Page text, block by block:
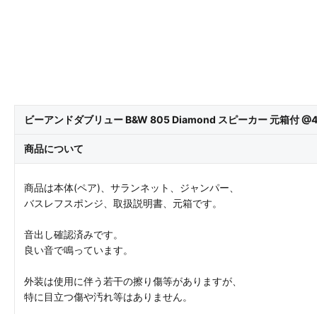
ビーアンドダブリュー B&W 805 Diamond スピーカー 元箱付
商品について
商品は本体(ペア)、サランネット、ジャンパー、
バスレフスポンジ、取扱説明書、元箱です。
音出し確認済みです。
良い音で鳴っています。
外装は使用に伴う若干の擦り傷等がありますが、
特に目立つ傷や汚れ等はありません。